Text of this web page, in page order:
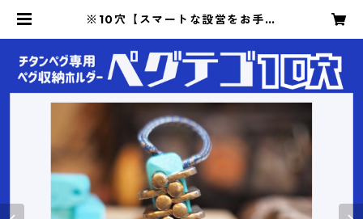
※10穴【スマートな設営をお手伝